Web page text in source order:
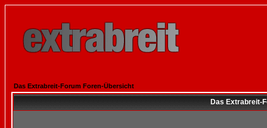
Das Extrabreit-Forum Foren-Übersicht
Das Extrabreit-